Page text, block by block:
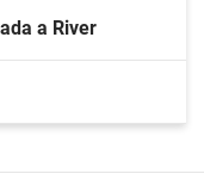
a River